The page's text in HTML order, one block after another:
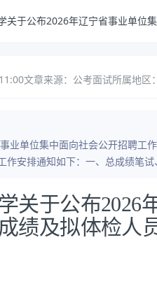
关于公布2026年辽宁省事业单位
文章来源：公考面试所属地区
业单位集中面向社会公开招聘工
作安排通知如下：一、总成绩笔
关于公布2026
绩及拟体检人